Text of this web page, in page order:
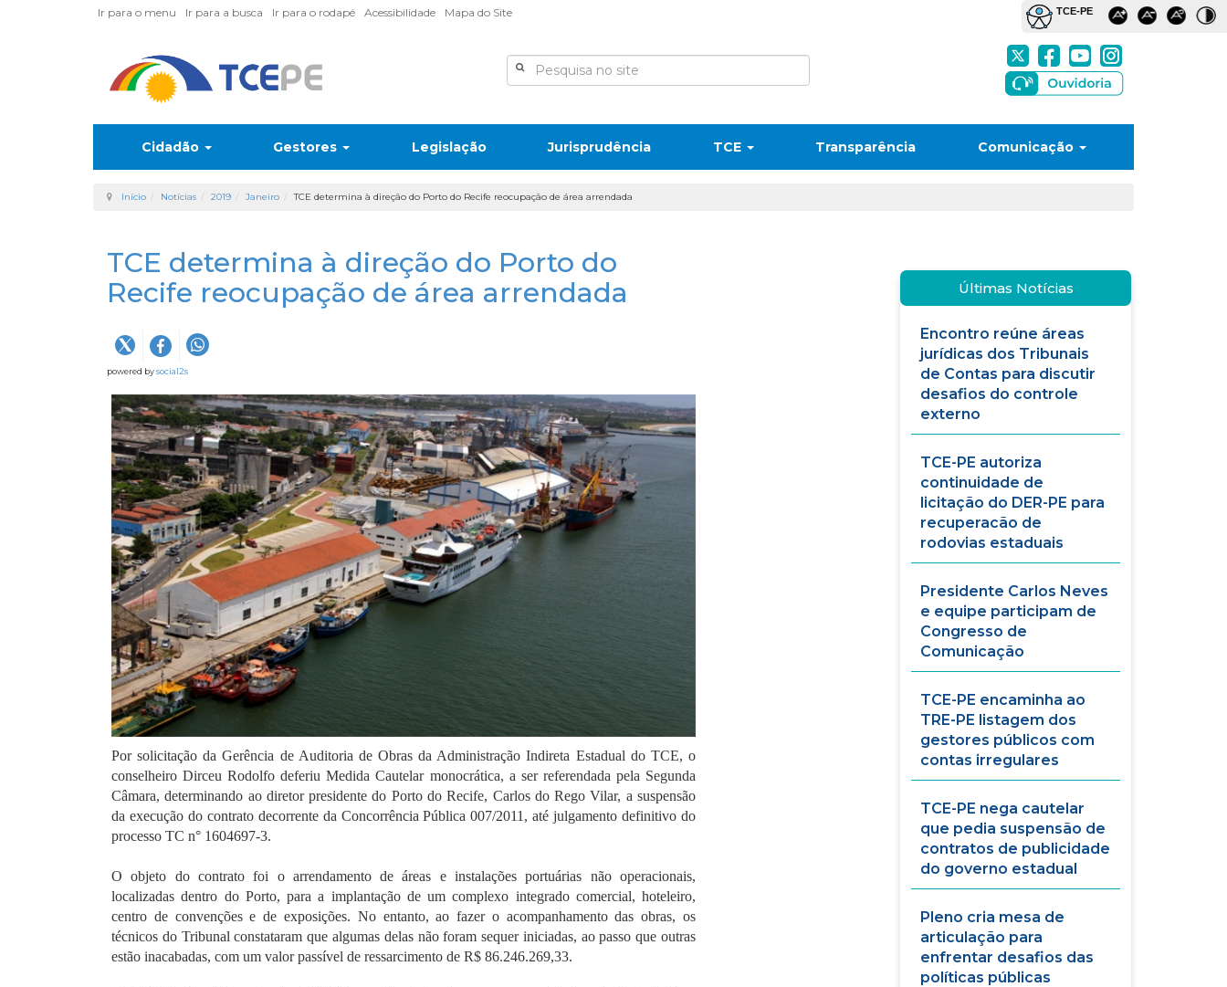
Ir para o menu Ir para a busca Ir para o rodapé Acessibilidade Mapa do Site
Cidadão Gestores Legislação Jurisprudência TCE Transparência Comunicação
Início Notícias 2019 Janeiro TCE determina à direção do Porto do Recife reocupação de área arrendada
TCE determina à direção do Porto do
Recife reocupação de área arrendada
powered bysocial2s
Por solicitação da Gerência de Auditoria de Obras da Administração Indireta Estadual do TCE, o
conselheiro Dirceu Rodolfo deferiu Medida Cautelar monocrática, a ser referendada pela Segunda
Câmara, determinando ao diretor presidente do Porto do Recife, Carlos do Rego Vilar, a suspensão
da execução do contrato decorrente da Concorrência Pública 007/2011, até julgamento definitivo do
processo TC n° 1604697-3.
O objeto do contrato foi o arrendamento de áreas e instalações portuárias não operacionais,
localizadas dentro do Porto, para a implantação de um complexo integrado comercial, hoteleiro,
centro de convenções e de exposições. No entanto, ao fazer o acompanhamento das obras, os
técnicos do Tribunal constataram que algumas delas não foram sequer iniciadas, ao passo que outras
estão inacabadas, com um valor passível de ressarcimento de R$ 86.246.269,33.
Últimas Notícias
Encontro reúne áreas
jurídicas dos Tribunais
de Contas para discutir
desafios do controle
externo
TCE-PE autoriza
continuidade de
licitação do DER-PE para
recuperacão de
rodovias estaduais
Presidente Carlos Neves
e equipe participam de
Congresso de
Comunicação
TCE-PE encaminha ao
TRE-PE listagem dos
gestores públicos com
contas irregulares
TCE-PE nega cautelar
que pedia suspensão de
contratos de publicidade
do governo estadual
Pleno cria mesa de
articulação para
enfrentar desafios das
políticas públicas